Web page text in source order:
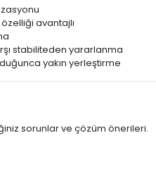
avantajlı
stabiliteden yararlanma
yakın yerleştirme
sorunlar ve çözüm önerileri.